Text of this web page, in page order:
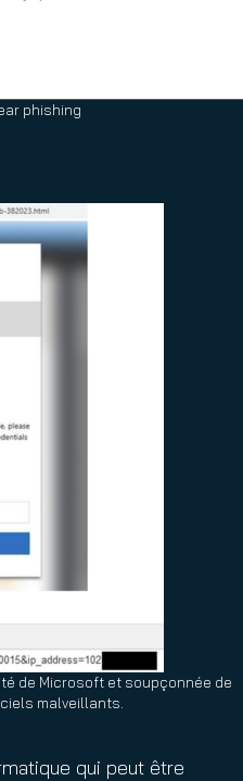
phishing
de Microsoft et soupçonnée de
malveillants.
qui peut être